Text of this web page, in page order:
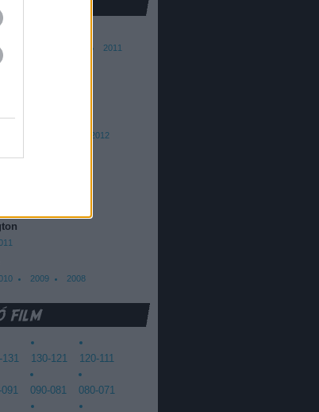
2011
2012
2009 2008
131 130-121 120-111
090-081 080-071